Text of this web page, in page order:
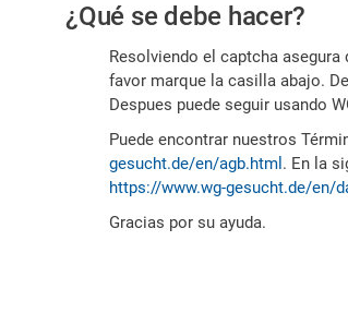
es
humano
¿Qué se debe hacer?
Resolviendo el captcha
favor marque la casilla abajo.
Despues puede seguir usando
Puede encontrar nuestros
gesucht.de/en/agb.html . En la
https://www.wg-gesucht.de/en/
Gracias por su ayuda.